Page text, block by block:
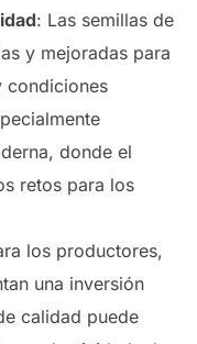
: Las semillas de
y mejoradas para
condiciones
donde el
retos para los
los productores,
una inversión
calidad puede